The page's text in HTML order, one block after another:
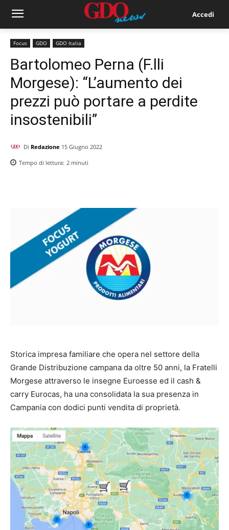
Accedi
Focus GDO GDO Italia
Bartolomeo Perna (F.lli
Morgese): “L’aumento dei
prezzi può portare a perdite
insostenibili”
Di Redazione 15 Giugno 2022
Tempo di lettura: 2 minuti
Storica impresa familiare che opera nel settore della
Grande Distribuzione campana da oltre 50 anni, la Fratelli
Morgese attraverso le insegne Euroesse ed il cash &
carry Eurocas, ha una consolidata la sua presenza in
Campania con dodici punti vendita di proprietà.